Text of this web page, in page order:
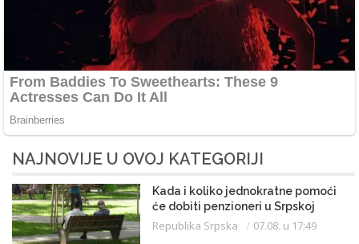
NAJNOVIJE U OVOJ KATEGORIJI
Kada i koliko jednokratne pomoći
će dobiti penzioneri u Srpskoj
Republika Srpska 07.08. u 17:49